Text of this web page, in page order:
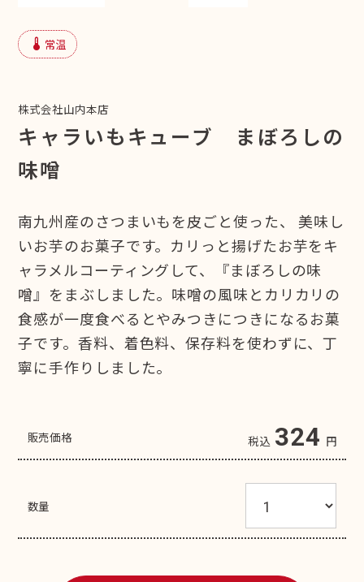
device_thermostat 常温
株式会社山内本店
キャラいもキューブ まぼろしの
味噌
南九州産のさつまいもを皮ごと使った、 美味し
いお芋のお菓子です。カリっと揚げたお芋をキ
ャラメルコーティングして、『まぼろしの味
噌』をまぶしました。味噌の風味とカリカリの
食感が一度食べるとやみつきにつきになるお菓
子です。香料、着色料、保存料を使わずに、丁
寧に手作りしました。
販売価格 税込 324 円
数量